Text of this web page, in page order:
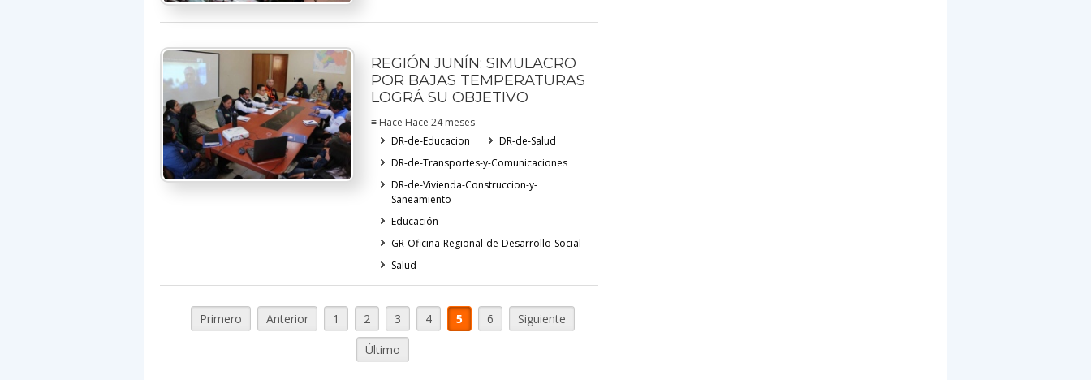
REGIÓN JUNÍN: SIMULACRO
POR BAJAS TEMPERATURAS
LOGRÁ SU OBJETIVO
≡ Hace Hace 24 meses
DR-de-Educacion
DR-de-Salud
DR-de-Transportes-y-Comunicaciones
DR-de-Vivienda-Construccion-y-
Saneamiento
Educación
GR-Oficina-Regional-de-Desarrollo-Social
Salud
Primero Anterior 1 2 3 4 5 6
Siguiente
Último